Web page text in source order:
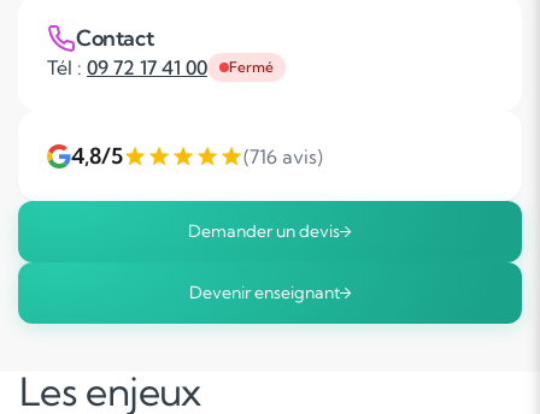
Contact
Tél : 09 72 17 41 00 Fermé
4,8/5 (716 avis)
Demander un devis
Devenir enseignant
Les enjeux